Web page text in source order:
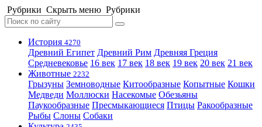
Рубрики Скрыть меню Рубрики
История 4270
Древний Египет Древний Рим Древняя Греция
Средневековье 16 век 17 век 18 век 19 век 20 век 21 век
Животные 2232
Грызуны Земноводные Китообразные Копытные Кошки
Медведи Моллюски Насекомые Обезьяны
Паукообразные Пресмыкающиеся Птицы Ракообразные
Рыбы Слоны Собаки